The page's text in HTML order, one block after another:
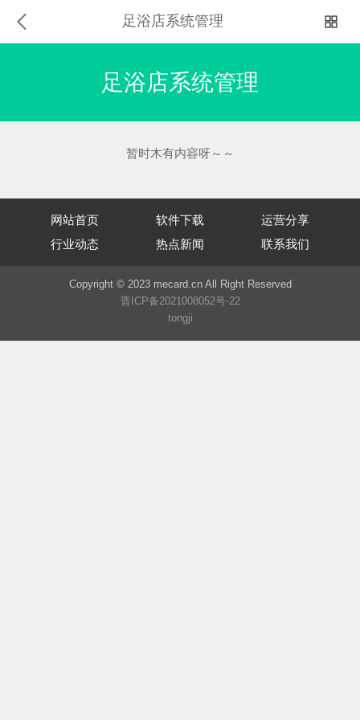
足浴店系统管理
足浴店系统管理
暂时木有内容呀～～
网站首页 软件下载
运营分享
行业动态
热点新闻 联系我们
Copyright © 2023 mecard.cn All Right Reserved
晋ICP备2021008052号-22
tongji